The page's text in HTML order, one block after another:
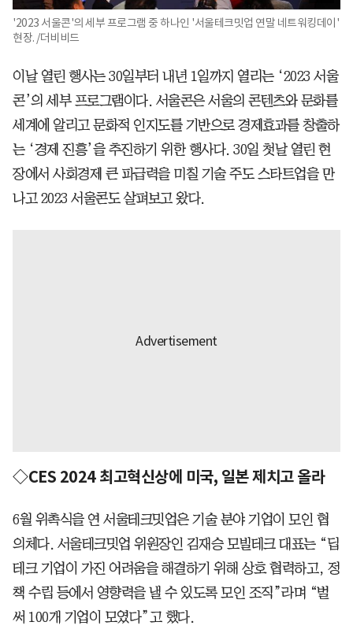
'2023 서울콘'의 세부 프로그램 중 하나인 '서울테크밋업 연말 네트워킹데이'
현장. /더비비드
이날 열린 행사는 30일부터 내년 1일까지 열리는 ‘2023 서울
콘’의 세부 프로그램이다. 서울콘은 서울의 콘텐츠와 문화를
세계에 알리고 문화적 인지도를 기반으로 경제효과를 창출하
는 ‘경제 진흥’을 추진하기 위한 행사다. 30일 첫날 열린 현
장에서 사회경제 큰 파급력을 미칠 기술 주도 스타트업을 만
나고 2023 서울콘도 살펴보고 왔다.
◇CES 2024 최고혁신상에 미국, 일본 제치고 올라
6월 위촉식을 연 서울테크밋업은 기술 분야 기업이 모인 협
의체다. 서울테크밋업 위원장인 김재승 모빌테크 대표는 “딥
테크 기업이 가진 어려움을 해결하기 위해 상호 협력하고, 정
책 수립 등에서 영향력을 낼 수 있도록 모인 조직”라며 “벌
써 100개 기업이 모였다”고 했다.